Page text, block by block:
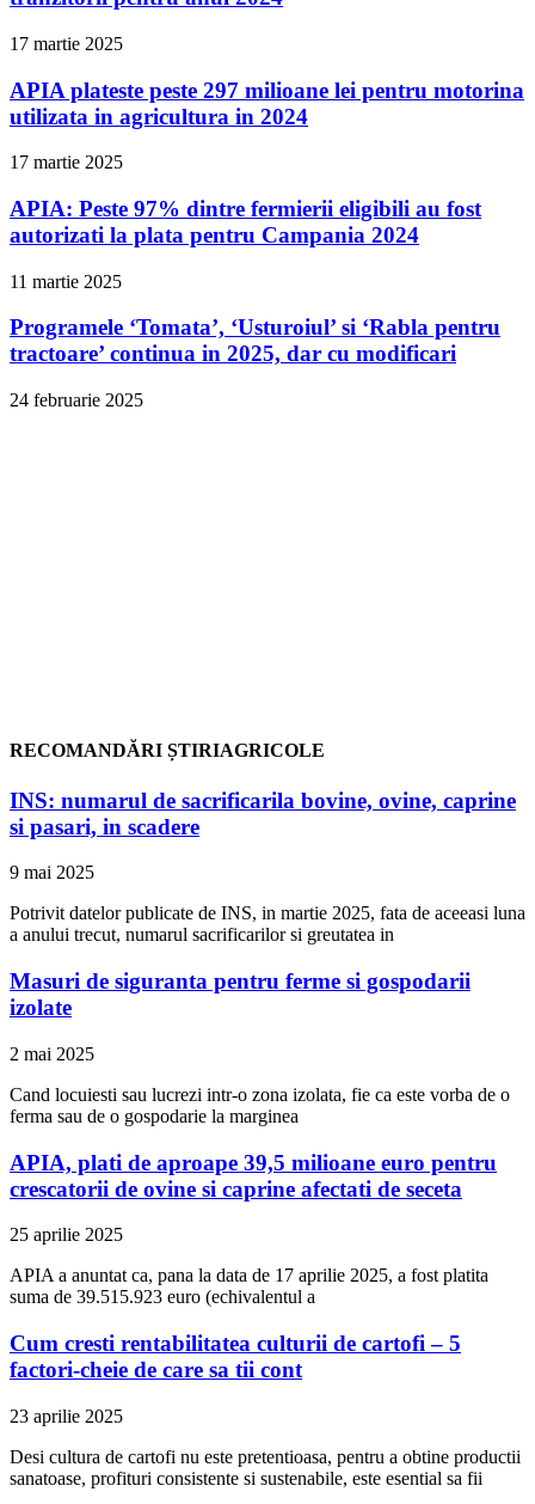
17 martie 2025
APIA plateste peste 297 milioane lei pentru motorina
utilizata in agricultura in 2024
17 martie 2025
APIA: Peste 97% dintre fermierii eligibili au fost
autorizati la plata pentru Campania 2024
11 martie 2025
Programele ‘Tomata’, ‘Usturoiul’ si ‘Rabla pentru
tractoare’ continua in 2025, dar cu modificari
24 februarie 2025
RECOMANDĂRI ȘTIRIAGRICOLE
INS: numarul de sacrificarila bovine, ovine, caprine
si pasari, in scadere
9 mai 2025
Potrivit datelor publicate de INS, in martie 2025, fata de aceeasi luna
a anului trecut, numarul sacrificarilor si greutatea in
Masuri de siguranta pentru ferme si gospodarii
izolate
2 mai 2025
Cand locuiesti sau lucrezi intr-o zona izolata, fie ca este vorba de o
ferma sau de o gospodarie la marginea
APIA, plati de aproape 39,5 milioane euro pentru
crescatorii de ovine si caprine afectati de seceta
25 aprilie 2025
APIA a anuntat ca, pana la data de 17 aprilie 2025, a fost platita
suma de 39.515.923 euro (echivalentul a
Cum cresti rentabilitatea culturii de cartofi – 5
factori-cheie de care sa tii cont
23 aprilie 2025
Desi cultura de cartofi nu este pretentioasa, pentru a obtine productii
sanatoase, profituri consistente si sustenabile, este esential sa fii